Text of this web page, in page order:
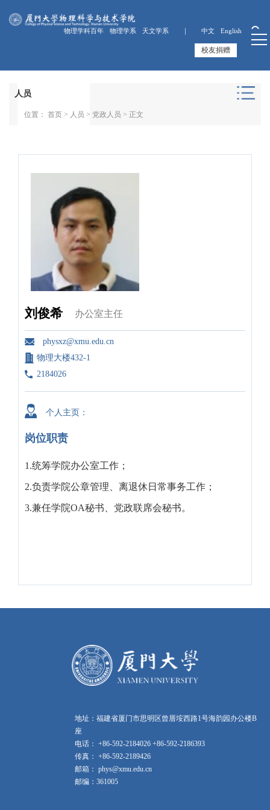
物理学科百年 物理学系 天文学系 ｜ 中文 English
校友捐赠
人员
位置： 首页> 人员 > 党政人员 > 正文
刘俊希 办公室主任
physxz@xmu.edu.cn
物理大楼432-1
2184026
个人主页：
岗位职责
1.统筹学院办公室工作；
2.负责学院公章管理、离退休日常事务工作；
3.兼任学院OA秘书、党政联席会秘书。
地址：福建省厦门市思明区曾厝垵西路1号海韵园办公楼B
座
电话： +86-592-2184026 +86-592-2186393
传真： +86-592-2189426
邮箱： phys@xmu.edu.cn
邮编：361005